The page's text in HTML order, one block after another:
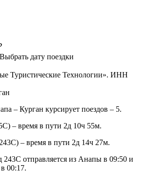
Выбрать дату поездки
Туристические Технологии». ИНН
– Курган курсирует поездов – 5.
– время в пути 2д 10ч 55м.
– время в пути 2д 14ч 27м.
отправляется из Анапы в 09:50 и
00:17.